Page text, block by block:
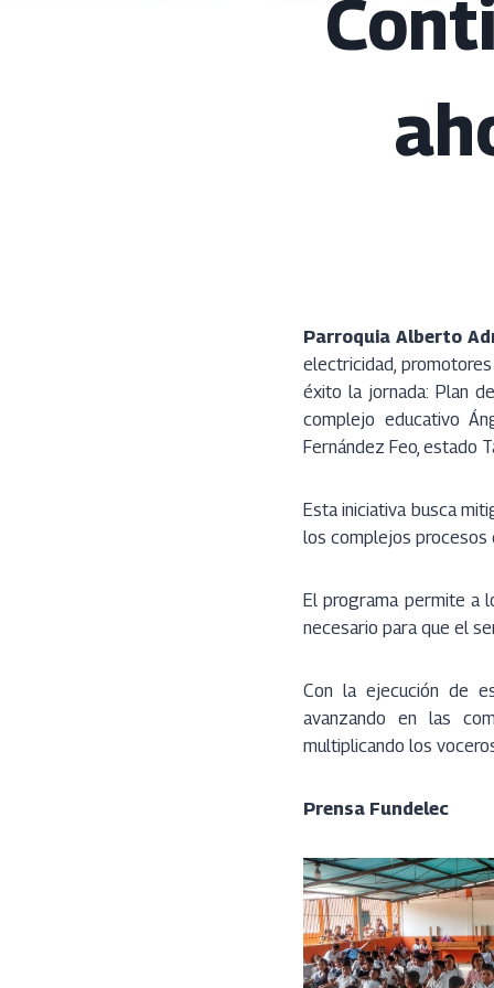
Parroquia Alberto
electricidad,
éxito la jornada: Plan
complejo educativo
Fernández Feo, estado
Esta iniciativa busca
los complejos procesos
El programa permite a
necesario para que el
Con la ejecución de
avanzando en las
multiplicando los
Prensa Fundelec